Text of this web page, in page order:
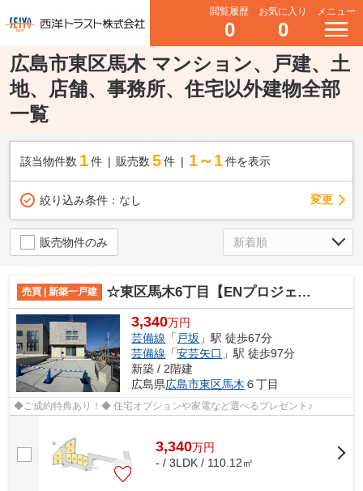
閲覧履歴
0
お気に入り
0
メニュー
広島市東区馬木 マンション、戸建、土
地、店舗、事務所、住宅以外建物全部
一覧
該当物件数 1件 販売数 5 件 1～1 件を表示
絞り込み条件： なし 変更
販売物件のみ
売買 | 新築一戸建 ☆東区馬木6丁目【ENプロジェクト】新築分譲☆
3,340万円
芸備線 「 戸坂 」駅 徒歩67分
芸備線 「安芸矢口 」駅 徒歩97分
新築 / 2階建
広島県広島市東区馬木 ６丁目
◆ご成約特典あり！◆ 住宅オプションや家電など選べるプレゼント♪
3,340万円
- / 3LDK / 110.12㎡